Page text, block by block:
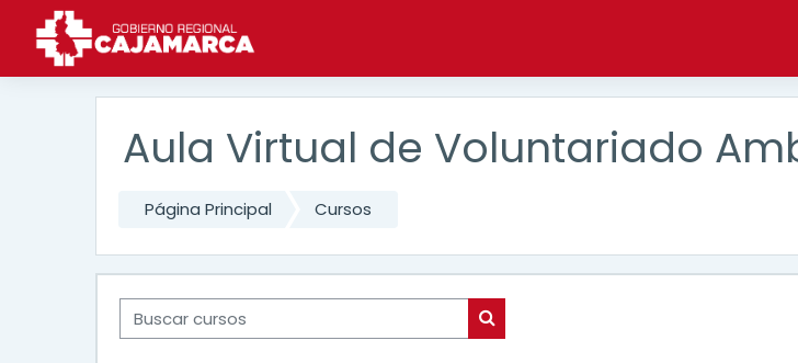
Salta al contenido principal
Aula Virtual de Voluntariado
Página Principal Cursos
Buscar cursos
Buscar cursos